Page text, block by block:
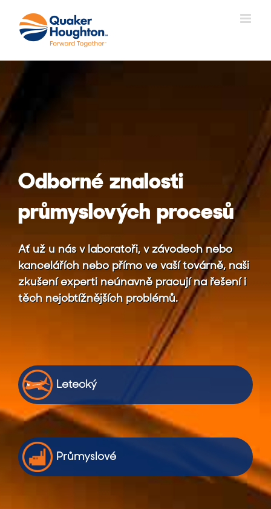
obsah
Odborné znalosti
průmyslových procesů
Ať už u nás v laboratoři, v závodech nebo
kancelářích nebo přímo ve vaší továrně, naši
zkušení experti neúnavně pracují na řešení i
těch nejobtížnějších problémů.
Letecký
Průmyslové